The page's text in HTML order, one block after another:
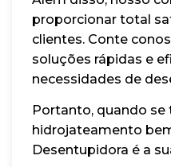
proporcionar total
clientes. Conte
soluções rápidas e
necessidades de
Portanto, quando se
hidrojateamento
Desentupidora é a